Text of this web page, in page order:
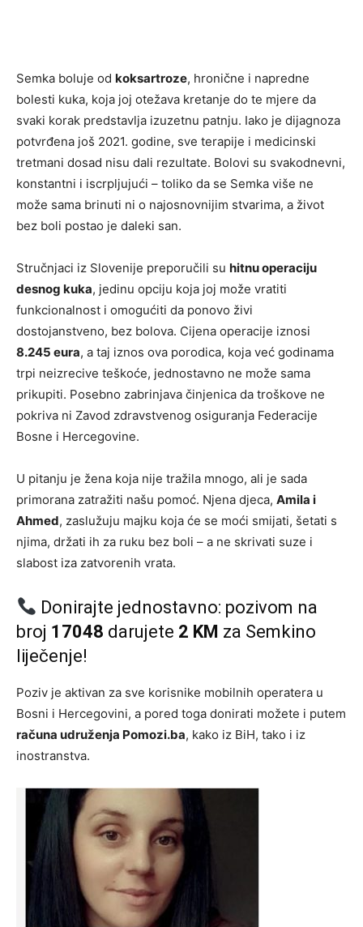
Semka boluje od koksartroze, hronične i napredne
bolesti kuka, koja joj otežava kretanje do te mjere da
svaki korak predstavlja izuzetnu patnju. Iako je dijagnoza
potvrđena još 2021. godine, sve terapije i medicinski
tretmani dosad nisu dali rezultate. Bolovi su svakodnevni,
konstantni i iscrpljujući – toliko da se Semka više ne
može sama brinuti ni o najosnovnijim stvarima, a život
bez boli postao je daleki san.
Stručnjaci iz Slovenije preporučili su hitnu operaciju
desnog kuka, jedinu opciju koja joj može vratiti
funkcionalnost i omogućiti da ponovo živi
dostojanstveno, bez bolova. Cijena operacije iznosi
8.245 eura, a taj iznos ova porodica, koja već godinama
trpi neizrecive teškoće, jednostavno ne može sama
prikupiti. Posebno zabrinjava činjenica da troškove ne
pokriva ni Zavod zdravstvenog osiguranja Federacije
Bosne i Hercegovine.
U pitanju je žena koja nije tražila mnogo, ali je sada
primorana zatražiti našu pomoć. Njena djeca, Amila i
Ahmed, zaslužuju majku koja će se moći smijati, šetati s
njima, držati ih za ruku bez boli – a ne skrivati suze i
slabost iza zatvorenih vrata.
Donirajte jednostavno: pozivom na
broj 17048 darujete 2 KM za Semkino
liječenje!
Poziv je aktivan za sve korisnike mobilnih operatera u
Bosni i Hercegovini, a pored toga donirati možete i putem
računa udruženja Pomozi.ba, kako iz BiH, tako i iz
inostranstva.